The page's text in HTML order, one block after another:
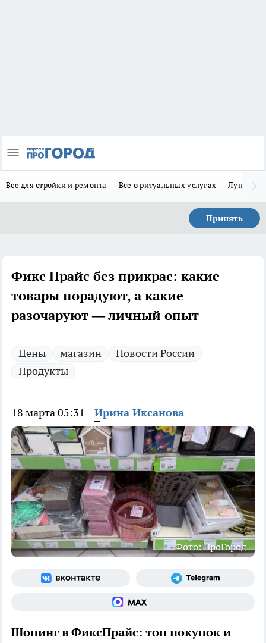
Все для стройки и ремонта Все о ритуальных услугах Лунно-
Принять
Фикс Прайс без прикрас: какие
товары порадуют, а какие
разочаруют — личный опыт
Цены магазин
Новости России
Продукты
18 марта 05:31 Ирина Иксанова
Фото: ПроГород
Шопинг в ФиксПрайс: топ покупок и